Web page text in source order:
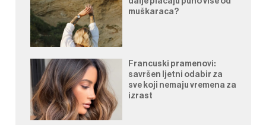
muškaraca?
Francuski pramenovi:
savršen ljetni odabir za
sve koji nemaju vremena za
izrast